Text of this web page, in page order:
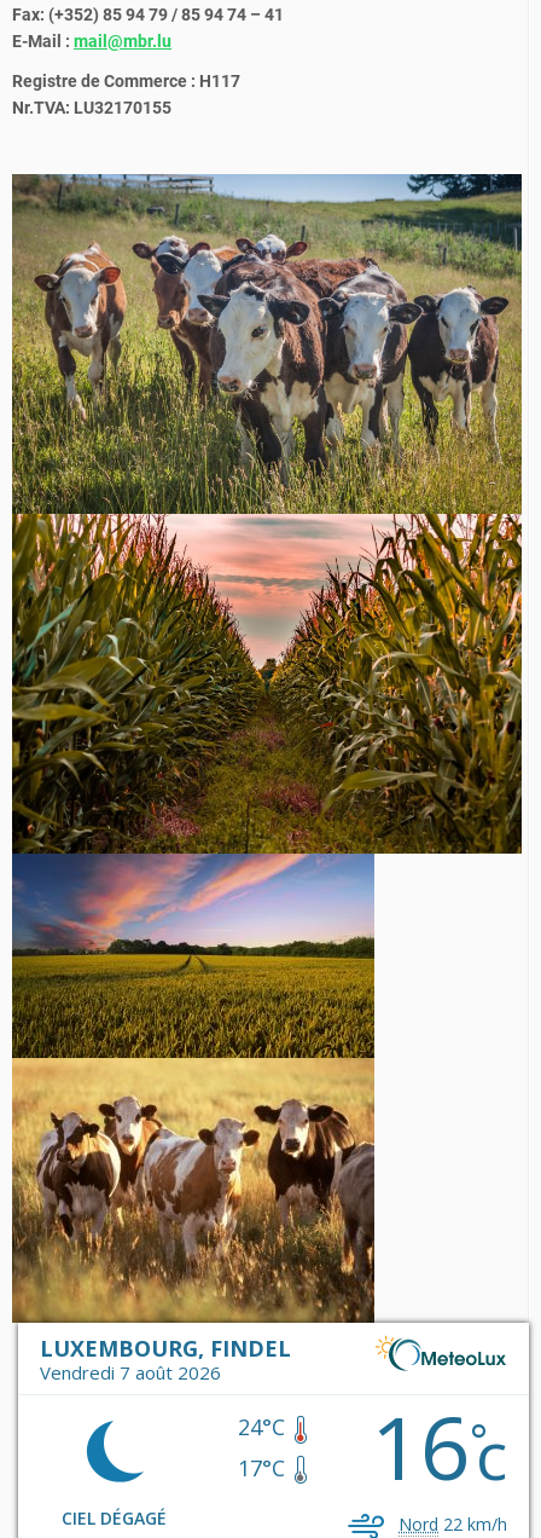
Fax: (+352) 85 94 79 / 85 94 74 – 41
E-Mail : mail@mbr.lu
Registre de Commerce : H117
Nr.TVA: LU32170155
LUXEMBOURG, FINDEL
Vendredi 7 août 2026
CIEL DÉGAGÉ
24°C
17°C
16°c
Nord 22 km/h